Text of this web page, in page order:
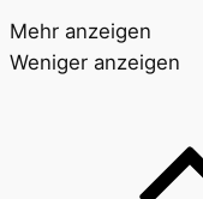
Mehr anzeigen
Weniger anzeigen